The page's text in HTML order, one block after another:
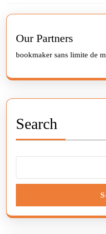
Our Partners
bookmaker sans limite de
Search